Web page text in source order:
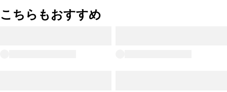
こちらもおすすめ